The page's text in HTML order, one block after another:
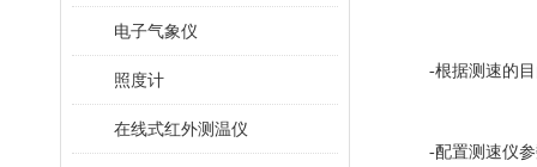
电子气象仪
照度计
在线式红外测温仪
-根据测速的目
-配置测速仪参